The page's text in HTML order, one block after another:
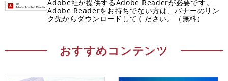
Adobe社が提供するAdobe Readerが必要です。
Adobe Readerをお持ちでない方は、バナーのリン
ク先からダウンロードしてください。（無料）
おすすめコンテンツ